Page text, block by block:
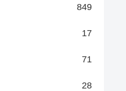
849
17
71
28